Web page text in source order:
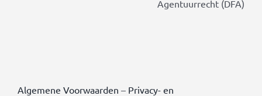
Agentuurrecht (DFA)
Algemene Voorwaarden – Privacy- en